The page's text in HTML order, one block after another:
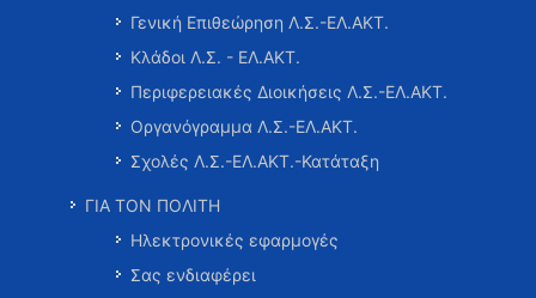
Γενική Επιθεώρηση Λ.Σ.-ΕΛ.ΑΚΤ.
Κλάδοι Λ.Σ. - ΕΛ.ΑΚΤ.
Περιφερειακές Διοικήσεις Λ.Σ.-ΕΛ.ΑΚΤ.
Οργανόγραμμα Λ.Σ.-ΕΛ.ΑΚΤ.
Σχολές Λ.Σ.-ΕΛ.ΑΚΤ.-Κατάταξη
ΓΙΑ ΤΟΝ ΠΟΛΙΤΗ
Ηλεκτρονικές εφαρμογές
Σας ενδιαφέρει